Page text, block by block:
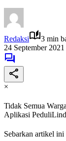
Redaksi
3 min
24 September 2021
×
Tidak Semua
Aplikasi
Sebarkan artikel ini